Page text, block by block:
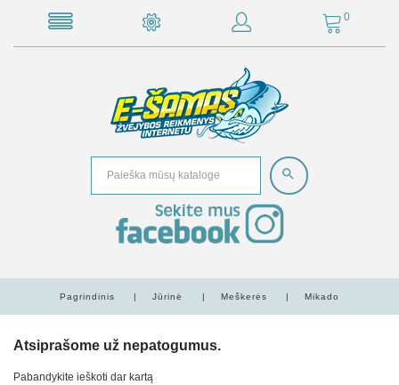
0
Pagrindinis Jūrinė Meškerės Mikado
Atsiprašome už nepatogumus.
Pabandykite ieškoti dar kartą